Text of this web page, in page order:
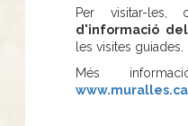
Per visitar-
d'informació
les visites guiades.
Més